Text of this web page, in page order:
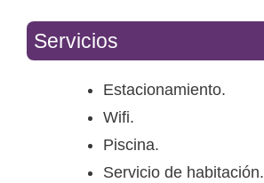
Servicios
Estacionamiento.
Wifi.
Piscina.
Servicio de habitación.